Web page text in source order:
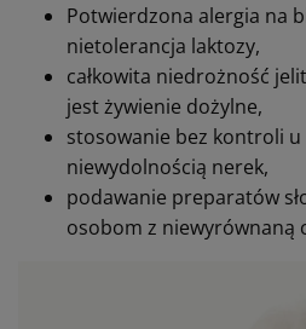
Potwierdzona alergia na
nietolerancja laktozy,
całkowita niedrożność
jest żywienie dożylne,
stosowanie bez kontroli u
niewydolnością nerek,
podawanie preparatów
osobom z niewyrównaną